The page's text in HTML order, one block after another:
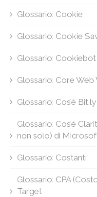
Glossario: Cookie
Glossario: Cookie
Glossario: Cookiebot
Glossario: Core Web
Glossario: Cos’è Bit.ly
Glossario: Cos’è
non solo) di
Glossario: Costanti
Glossario: CPA
Target